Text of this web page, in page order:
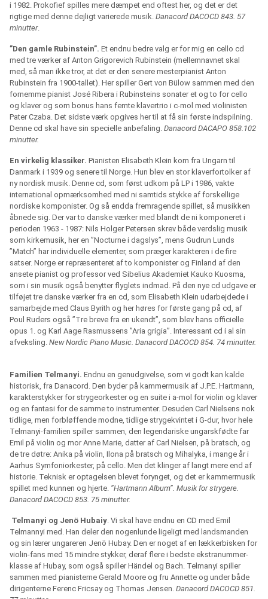
i 1982. Prokofief spilles mere dæmpet end oftest her, og det er det
rigtige med denne dejligt varierede musik. Danacord DACOCD 843. 57
minutter.
”Den gamle Rubinstein”. Et endnu bedre valg er for mig en cello cd
med tre værker af Anton Grigorevich Rubinstein (mellemnavnet skal
med, så man ikke tror, at det er den senere mesterpianist Anton
Rubinstein fra 1900-tallet). Her spiller Gert von Bülow sammen med den
fornemme pianist José Ribera i Rubinsteins sonater et og to for cello
og klaver og som bonus hans femte klavertrio i c-mol med violinisten
Pater Czaba. Det sidste værk opgives her til at få sin første indspilning.
Denne cd skal have sin specielle anbefaling. Danacord DACAPO 858.102
minutter.
En virkelig klassiker. Pianisten Elisabeth Klein kom fra Ungarn til
Danmark i 1939 og senere til Norge. Hun blev en stor klaverfortolker af
ny nordisk musik. Denne cd, som først udkom på LP i 1986, vakte
international opmærksomhed med ni samtids stykke af forskellige
nordiske komponister. Og så endda fremragende spillet, så musikken
åbnede sig. Der var to danske værker med blandt de ni komponeret i
perioden 1963 - 1987: Nils Holger Petersen skrev både verdslig musik
som kirkemusik, her en ”Nocturne i dagslys”, mens Gudrun Lunds
”Match” har individuelle elementer, som præger karakteren i de fire
satser. Norge er repræsenteret af to komponister og Finland af den
ansete pianist og professor ved Sibelius Akademiet Kauko Kuosma,
som i sin musik også benytter flyglets indmad. På den nye cd udgave er
tilføjet tre danske værker fra en cd, som Elisabeth Klein udarbejdede i
samarbejde med Claus Byrith og her høres for første gang på cd, af
Poul Ruders også ”Tre breve fra en ukendt”, som blev hans officielle
opus 1. og Karl Aage Rasmussens ”Aria grigia”. Interessant cd i al sin
afveksling. New Nordic Piano Music. Danacord DACOCD 854. 74 minutter.
Familien Telmanyi. Endnu en genudgivelse, som vi godt kan kalde
historisk, fra Danacord. Den byder på kammermusik af J.P.E. Hartmann,
karakterstykker for strygeorkester og en suite i a-mol for violin og klaver
og en fantasi for de samme to instrumenter. Desuden Carl Nielsens nok
tidlige, men forbløffende modne, tidlige strygekvintet i G-dur, hvor hele
Telmanyi-familien spiller sammen, den legendariske ungarskfødte far
Emil på violin og mor Anne Marie, datter af Carl Nielsen, på bratsch, og
de tre døtre: Anika på violin, Ilona på bratsch og Mihalyka, i mange år i
Aarhus Symfoniorkester, på cello. Men det klinger af langt mere end af
historie. Teknisk er optagelsen blevet forynget, og det er kammermusik
spillet med kunnen og hjerte. ”Hartmann Album”. Musik for strygere.
Danacord DACOCD 853. 75 minutter.
Telmanyi og Jenö Hubaiy. Vi skal have endnu en CD med Emil
Telmannyi med. Han deler den nogenlunde ligeligt med landsmanden
og sin lærer ungareren Jenö Hubay. Den er noget af en lækkerbisken for
violin-fans med 15 mindre stykker, deraf flere i bedste ekstranummer-
klasse af Hubay, som også spiller Händel og Bach. Telmanyi spiller
sammen med pianisterne Gerald Moore og fru Annette og under både
dirigenterne Ferenc Fricsay og Thomas Jensen. Danacord DACOCD 851.